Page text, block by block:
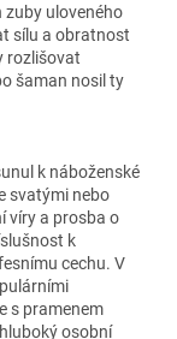
zuby uloveného
sílu a obratnost
rozlišovat
šaman nosil ty
k náboženské
svatými nebo
víry a prosba o
k
cechu. V
s pramenem
osobní